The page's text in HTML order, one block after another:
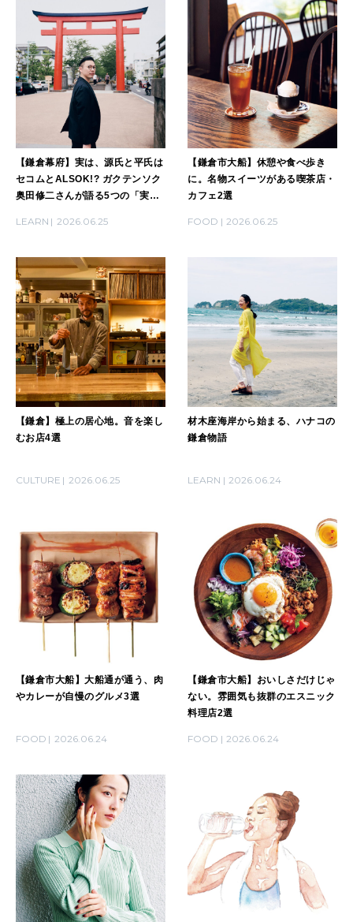
2026年7月号「鎌倉 ローカルが 教えてくれた 本当の歩き方。」
2026年6月号「大銀座 トレンドが生まれる 新しい一流店へ。」
2026年5月号「“大好き”に出会いに。韓国」
2026年4月号「未来をつくる、学びの教科書。」
2026年3月号「スイーツ予想図 2026」
2026年2月号「良運を掴む 新・開運術。」
2025年12月号「お酒の新常識。」
MAGAZINE MOOK
FOLLOW US!
【鎌倉幕府】実は、源氏と平氏は
セコムとALSOK!? ガクテンソク
奥田修二さんが語る5つの「実
LEARN 2026.06.25
【鎌倉市大船】休憩や食べ歩き
に。名物スイーツがある喫茶店・
カフェ2選
FOOD 2026.06.25
【鎌倉】極上の居心地。音を楽し
むお店4選
CULTURE 2026.06.25
材木座海岸から始まる、ハナコの
鎌倉物語
LEARN 2026.06.24
【鎌倉市大船】大船通が通う、肉
やカレーが自慢のグルメ3選
FOOD 2026.06.24
【鎌倉市大船】おいしさだけじゃ
ない。雰囲気も抜群のエスニック
料理店2選
FOOD 2026.06.24